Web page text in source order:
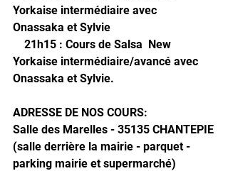
Yorkaise intermédiaire avec
Onassaka et Sylvie
Yorkaise intermédiaire/avancé avec
Onassaka et Sylvie.
ADRESSE DE NOS COURS:
Salle des Marelles - 35135 CHANTEPIE
(salle derrière la mairie - parquet -
parking mairie et supermarché)